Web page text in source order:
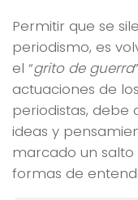
Permitir que se
periodismo, es
el “grito de guerra
actuaciones de
periodistas, debe
ideas y
marcado un salto
formas de